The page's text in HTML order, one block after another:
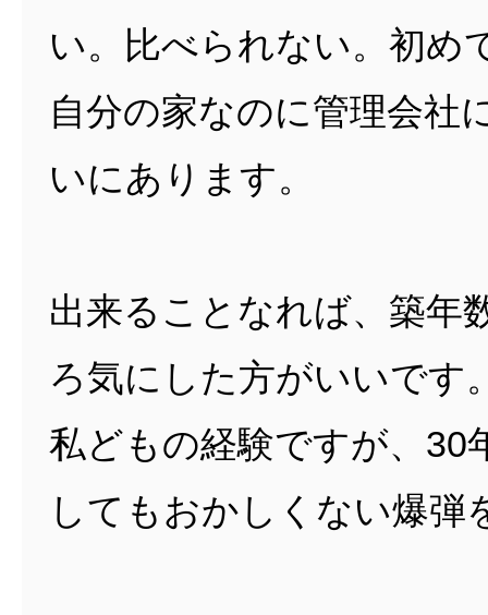
い。比べられない。初め
自分の家なのに管理会社
いにあります。
出来ることなれば、築年
ろ気にした方がいいです
私どもの経験ですが、30
してもおかしくない爆弾